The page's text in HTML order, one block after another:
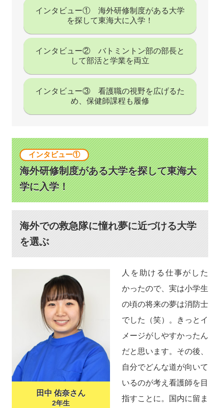
インタビュー① 海外研修制度がある大学
を探して東海大に入学！
インタビュー② バトミントン部の部長と
して部活と学業を両立
インタビュー③ 看護職の視野を広げるた
め、保健師課程も履修
インタビュー①
海外研修制度がある大学を探して東海大
学に入学！
海外での救急隊に憧れ夢に近づける大学
を選ぶ
田中 佑奈さん
2年生
人を助ける仕事がした
かったので、実は小学生
の頃の将来の夢は消防士
でした（笑）。きっとイ
メージがしやすかったん
だと思います。その後、
自分でどんな道が向いて
いるのが考え看護師を目
指すことに。国内に留ま